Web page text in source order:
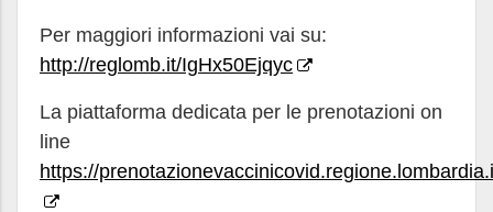
Per maggiori informazioni vai su:
http://reglomb.it/IgHx50Ejqyc
La piattaforma dedicata per le prenotazioni on
line
https://